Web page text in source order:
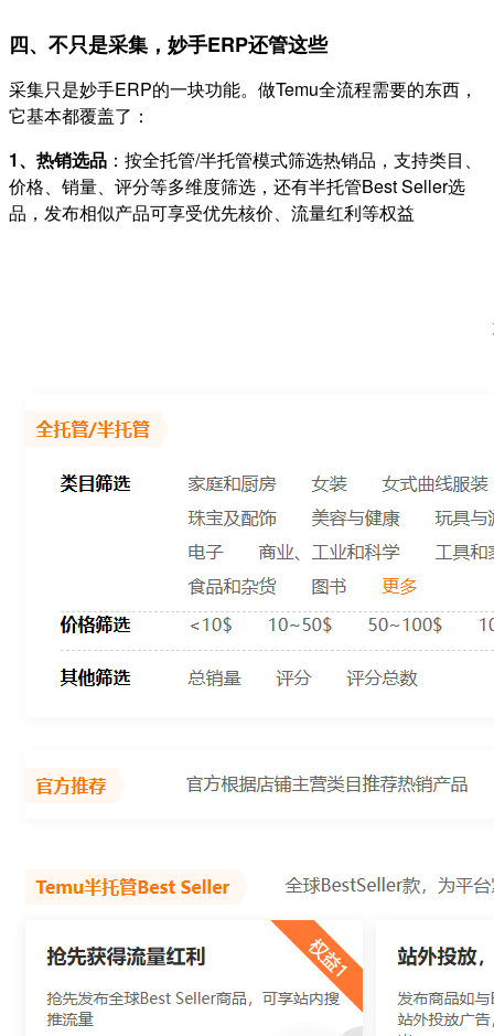
四、不只是采集，妙手ERP还管这些
采集只是妙手ERP的一块功能。做Temu全流程需要的东西，
它基本都覆盖了：
1、热销选品 ：按全托管/半托管模式筛选热销品，支持类目、
价格、销量、评分等多维度筛选，还有半托管Best Seller选
品，发布相似产品可享受优先核价、流量红利等权益